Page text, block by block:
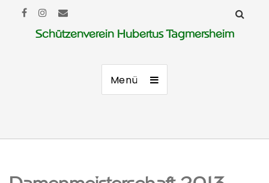
Schützenverein Hubertus Tagmersheim
Menü